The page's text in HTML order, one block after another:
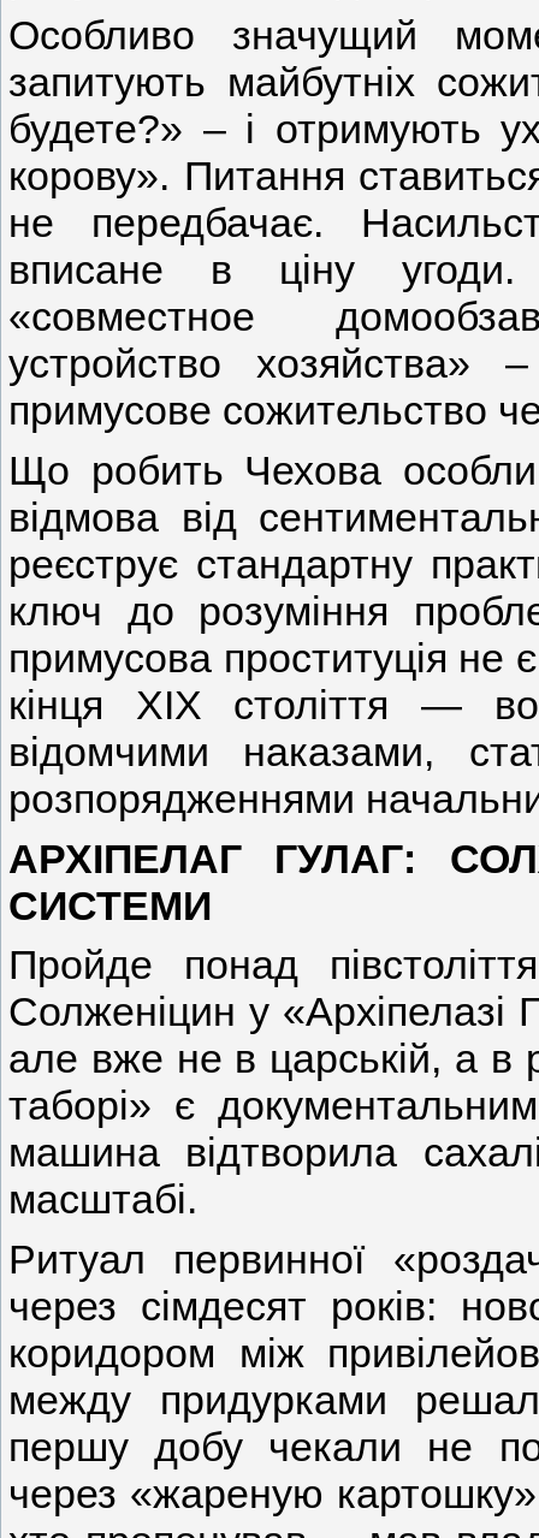
Особливо значущий
запитують майбутніх
будете?» – і отримують
корову». Питання
не передбачає.
вписане в ціну угоди.
«совместное
устройство хозяйства»
примусове сожительство
Що робить Чехова
відмова від
реєструє стандартну
ключ до розуміння
примусова проституція не
кінця XIX століття —
відомчими наказами,
розпорядженнями
АРХІПЕЛАГ ГУЛАГ:
СИСТЕМИ
Пройде понад
Солженіцин у «Архіпелазі
але вже не в царській, а в
таборі» є
машина відтворила
масштабі.
Ритуал первинної
через сімдесят років:
коридором між
между придурками
першу добу чекали не
через «жареную